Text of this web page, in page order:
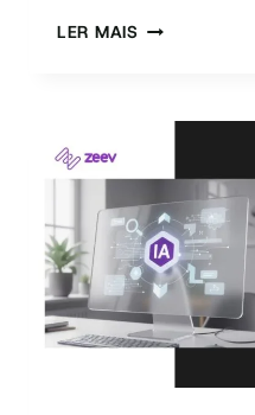
LER MAISLOW-
BENEFÍCIOS
E
DICA
DE
FERRAMENTA